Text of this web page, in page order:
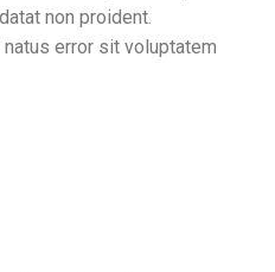
non proident.
error sit voluptatem